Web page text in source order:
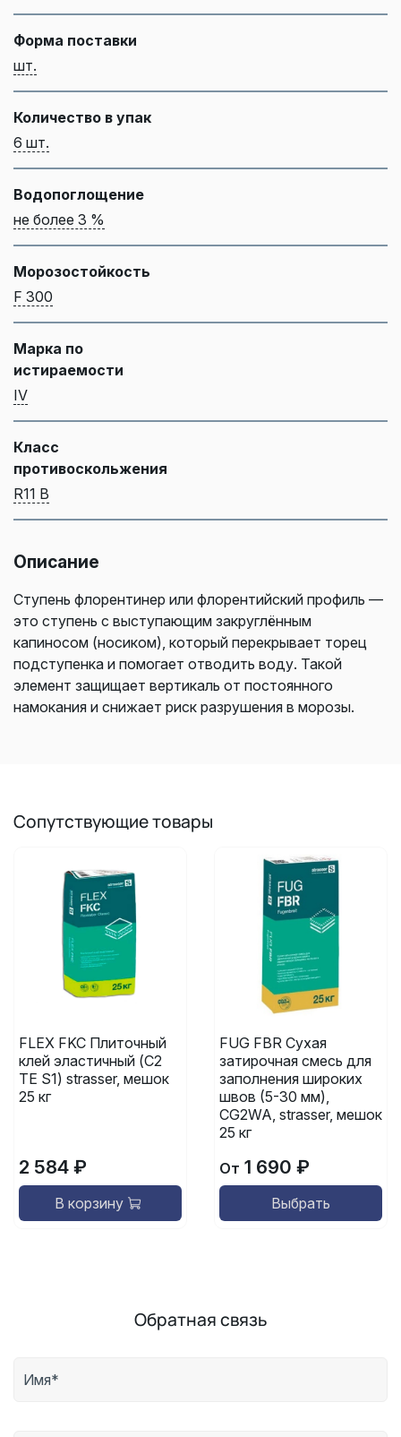
Форма поставки
шт.
Количество в упак
6 шт.
Водопоглощение
не более 3 %
Морозостойкость
F 300
Марка по
истираемости
IV
Класс
противоскольжения
R11 В
Описание
Ступень флорентинер или флорентийский профиль —
это ступень с выступающим закруглённым
капиносом (носиком), который перекрывает торец
подступенка и помогает отводить воду. Такой
элемент защищает вертикаль от постоянного
намокания и снижает риск разрушения в морозы.
Сопутствующие товары
FLEX FKC Плиточный
клей эластичный (C2
TE S1) strasser, мешок
25 кг
2 584 ₽
В корзину
FUG FBR Сухая
затирочная смесь для
заполнения широких
швов (5-30 мм),
CG2WA, strasser, мешок
25 кг
От 1 690 ₽
Выбрать
Обратная связь